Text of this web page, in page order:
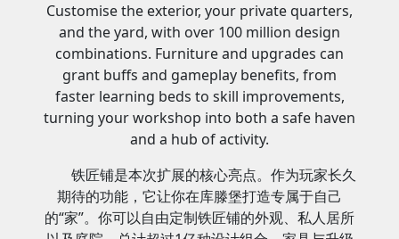
Customise the exterior, your private quarters,
and the yard, with over 100 million design
combinations. Furniture and upgrades can
grant buffs and gameplay benefits, from
faster learning beds to skill improvements,
turning your workshop into both a safe haven
and a hub of activity.
铁匠铺是本次扩展的核心亮点。作为玩家长久
期待的功能，它让你在库滕堡打造专属于自己
的“家”。你可以自由定制铁匠铺的外观、私人居所